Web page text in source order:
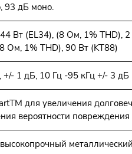
93 дБ моно.
44 Вт (EL34), (8 Ом, 1% THD),
Ом, 1% THD), 90 Вт (KT88)
+/- 1 дБ, 10 Гц -95 кГц +/- 3 дБ
для увеличения
вероятности повреждения